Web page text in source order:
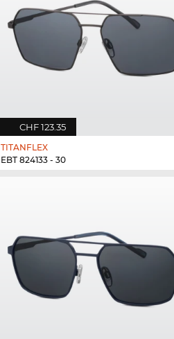
CHF 123.35
TITANFLEX
EBT 824133 - 30